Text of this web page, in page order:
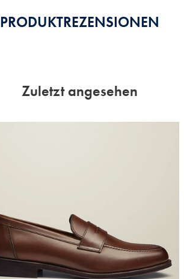
PRODUKTREZENSIONEN
Zuletzt angesehen